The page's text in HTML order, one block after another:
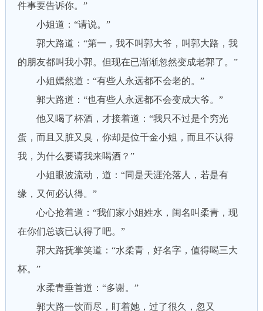
件事要告诉你。”
小姐道：“请说。”
郭大路道：“第一，我不叫郭大爷，叫郭大路，我
的朋友都叫我小郭。但现在已渐渐忽然变成老郭了。”
小姐嫣然道：“有些人永远都不会老的。”
郭大路道：“也有些人永远都不会变成大爷。”
他又喝了杯酒，才接着道：“我只不过是个穷光
蛋，而且又脏又臭，你却是位千金小姐，而且不认得
我，为什么要请我来喝酒？”
小姐眼波流动，道：“同是天涯沦落人，若是有
缘，又何必认得。”
心心抢着道：“我们家小姐姓水，闺名叫柔青，现
在你们总该已认得了吧。”
郭大路抚掌笑道：“水柔青，好名字，值得喝三大
杯。”
水柔青垂首道：“多谢。”
郭大路一饮而尽，盯着她，过了很久，忽又